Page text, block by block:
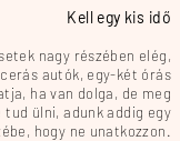
Kell egy kis idő
nagy részében elég,
autók, egy-két órás
ha van dolga, de meg
ülni, adunk addig egy
hogy ne unatkozzon.